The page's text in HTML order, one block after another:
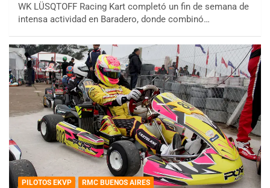
WK LÜSQTOFF Racing Kart completó un fin de semana de
intensa actividad en Baradero, donde combinó…
PILOTOS EKVP RMC BUENOS AIRES